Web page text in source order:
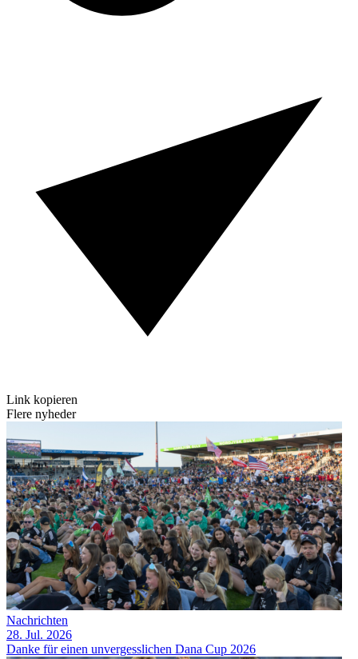
Link kopieren
Flere nyheder
Nachrichten
28. Jul. 2026
Danke für einen unvergesslichen Dana Cup 2026